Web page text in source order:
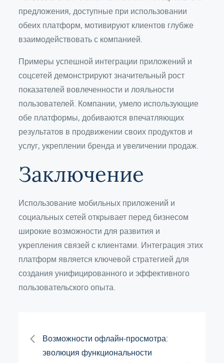
предложения, доступные при использовании
обеих платформ, мотивируют клиентов глубже
взаимодействовать с компанией.
Примеры успешной интеграции приложений и
соцсетей демонстрируют значительный рост
показателей вовлеченности и лояльности
пользователей. Компании, умело использующие
обе платформы, добиваются впечатляющих
результатов в продвижении своих продуктов и
услуг, укреплении бренда и увеличении продаж.
Заключение
Использование мобильных приложений и
социальных сетей открывает перед бизнесом
широкие возможности для развития и
укрепления связей с клиентами. Интеграция этих
платформ является ключевой стратегией для
создания унифицированного и эффективного
пользовательского опыта.
Навигация
Возможности офлайн-просмотра:
эволюция функциональности